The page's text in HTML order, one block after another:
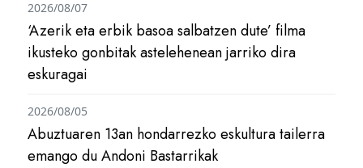
‘Azerik eta erbik basoa salbatzen dute’ filma
ikusteko gonbitak astelehenean jarriko dira
eskuragai
2026/08/07
Abuztuaren 13an hondarrezko eskultura tailerra
emango du Andoni Bastarrikak
2026/08/05